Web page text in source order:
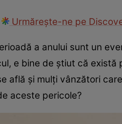
Urmărește-ne pe
a anului sunt un
e bine de știut că
află și mulți vânzători
aceste pericole?